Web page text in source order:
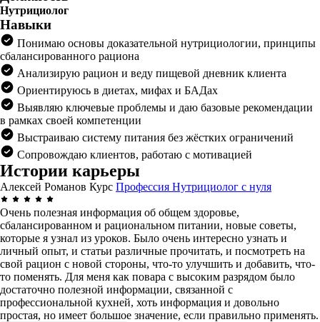
Нутрициолог
Навыки
Понимаю основы доказательной нутрициологии, принципы
сбалансированного рациона
Анализирую рацион и веду пищевой дневник клиента
Ориентируюсь в диетах, мифах и БАДах
Выявляю ключевые проблемы и даю базовые рекомендации
в рамках своей компетенции
Выстраиваю систему питания без жёстких ограничений
Сопровождаю клиентов, работаю с мотивацией
Истории карьеры
Алексей Романов Курс Профессия Нутрициолог с нуля
Очень полезная информация об общем здоровье,
сбалансированном и рациональном питании, новые советы,
которые я узнал из уроков. Было очень интересно узнать и
личный опыт, и статьи различные прочитать, и посмотреть на
свой рацион с новой стороны, что-то улучшить и добавить, что-
то поменять. Для меня как повара с высоким разрядом было
достаточно полезной информации, связанной с
профессиональной кухней, хоть информация и довольно
простая, но имеет большое значение, если правильно применять.